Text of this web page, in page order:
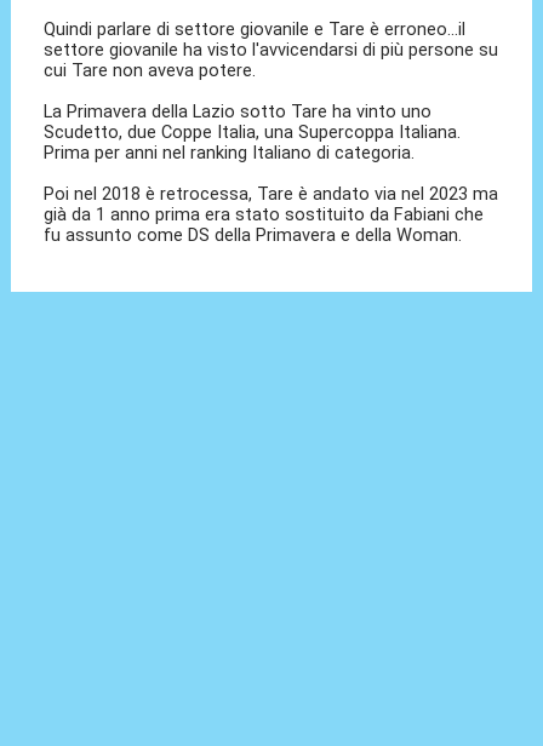
Quindi parlare di settore giovanile e Tare è erroneo...il
settore giovanile ha visto l'avvicendarsi di più persone su
cui Tare non aveva potere.
La Primavera della Lazio sotto Tare ha vinto uno
Scudetto, due Coppe Italia, una Supercoppa Italiana.
Prima per anni nel ranking Italiano di categoria.
Poi nel 2018 è retrocessa, Tare è andato via nel 2023 ma
già da 1 anno prima era stato sostituito da Fabiani che
fu assunto come DS della Primavera e della Woman.